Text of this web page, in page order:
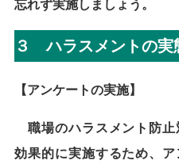
忘れず実施しましょう。
３ ハラスメントの実
【アンケートの実施】
職場のハラスメント防止
効果的に実施するため、ア